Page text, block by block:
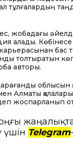
тұлғалардың
жобадағы
алады.
бас
толтыратын
авторы.
облысын
Алматы
жоспарланып
үшін Telegram